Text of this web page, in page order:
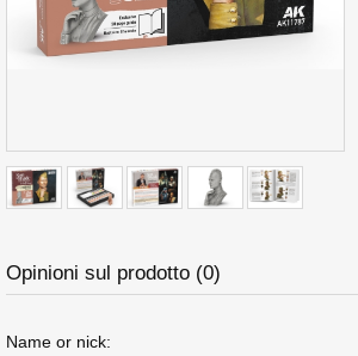
Opinioni sul prodotto (0)
Name or nick: